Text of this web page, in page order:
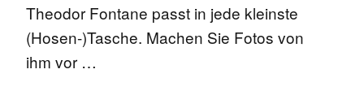
Theodor Fontane passt in jede kleinste
(Hosen-)Tasche. Machen Sie Fotos von
ihm vor …